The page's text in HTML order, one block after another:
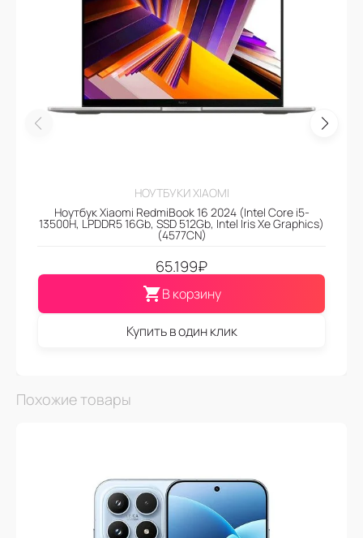
НОУТБУКИ XIAOMI
Ноутбук Xiaomi RedmiBook 16 2024 (Intel Core i5-
13500H, LPDDR5 16Gb, SSD 512Gb, Intel Iris Xe Graphics)
(4577CN)
65.199₽
В корзину
Купить в один клик
Похожие товары